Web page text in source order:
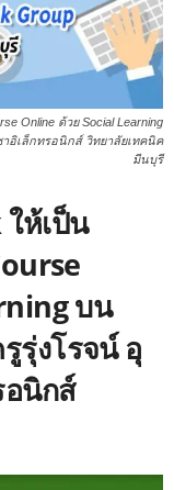
Online ด้วย Social Learning
อิเล็กทรอนิกส์ วิทยาลัยเทคนิค
มีนบุรี
ห้เป็น
บน
รุ่งโรจน์ อุ
นิกส์